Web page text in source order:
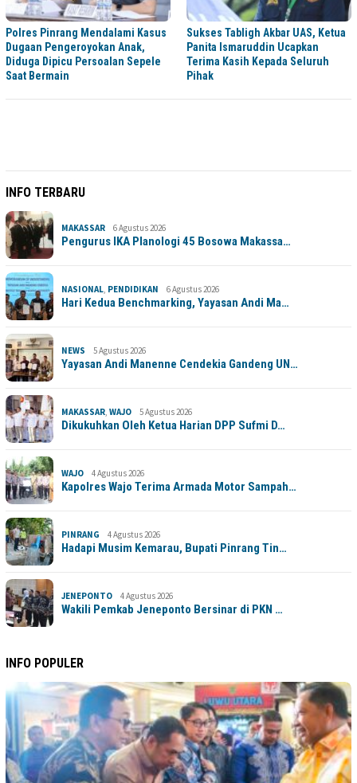
Polres Pinrang Mendalami Kasus
Dugaan Pengeroyokan Anak,
Diduga Dipicu Persoalan Sepele
Saat Bermain
Sukses Tabligh Akbar UAS, Ketua
Panita Ismaruddin Ucapkan
Terima Kasih Kepada Seluruh
Pihak
INFO TERBARU
MAKASSAR 6 Agustus 2026
Pengurus IKA Planologi 45 Bosowa Makassa…
NASIONAL, PENDIDIKAN 6 Agustus 2026
Hari Kedua Benchmarking, Yayasan Andi Ma…
NEWS 5 Agustus 2026
Yayasan Andi Manenne Cendekia Gandeng UN…
MAKASSAR, WAJO 5 Agustus 2026
Dikukuhkan Oleh Ketua Harian DPP Sufmi D…
WAJO 4 Agustus 2026
Kapolres Wajo Terima Armada Motor Sampah…
PINRANG 4 Agustus 2026
Hadapi Musim Kemarau, Bupati Pinrang Tin…
JENEPONTO 4 Agustus 2026
Wakili Pemkab Jeneponto Bersinar di PKN …
INFO POPULER